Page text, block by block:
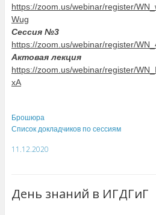
https://zoom.us/webinar/register/
Wug
Сессия №3
https://zoom.us/webinar/register/
Актовая лекция
https://zoom.us/webinar/register/
xA
Брошюра
Список докладчиков по сессиям
11.12.2020
День знаний в ИГДГиГ